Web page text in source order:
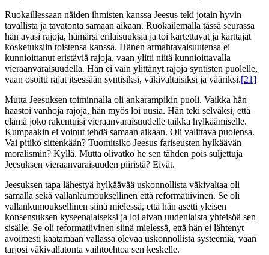
Ruokaillessaan näiden ihmisten kanssa Jeesus teki jotain hyvin
tavallista ja tavatonta samaan aikaan. Ruokailemalla tässä seurassa
hän avasi rajoja, hämärsi erilaisuuksia ja toi kartettavat ja karttajat
kosketuksiin toistensa kanssa. Hänen armahtavaisuutensa ei
kunnioittanut eristäviä rajoja, vaan ylitti niitä kunnioittavalla
vieraanvaraisuudella. Hän ei vain ylittänyt rajoja syntisten puolelle,
vaan osoitti rajat itsessään syntisiksi, väkivaltaisiksi ja vääriksi.[21]
Mutta Jeesuksen toiminnalla oli ankarampikin puoli. Vaikka hän
haastoi vanhoja rajoja, hän myös loi uusia. Hän teki selväksi, että
elämä joko rakentuisi vieraanvaraisuudelle taikka hylkäämiselle.
Kumpaakin ei voinut tehdä samaan aikaan. Oli valittava puolensa.
Vai pitikö sittenkään? Tuomitsiko Jeesus fariseusten hylkäävän
moralismin? Kyllä. Mutta olivatko he sen tähden pois suljettuja
Jeesuksen vieraanvaraisuuden piiristä? Eivät.
Jeesuksen tapa lähestyä hylkäävää uskonnollista väkivaltaa oli
samalla sekä vallankumouksellinen että reformatiivinen. Se oli
vallankumouksellinen siinä mielessä, että hän asetti yleisen
konsensuksen kyseenalaiseksi ja loi aivan uudenlaista yhteisöä sen
sisälle. Se oli reformatiivinen siinä mielessä, että hän ei lähtenyt
avoimesti kaatamaan vallassa olevaa uskonnollista systeemiä, vaan
tarjosi väkivallatonta vaihtoehtoa sen keskelle.